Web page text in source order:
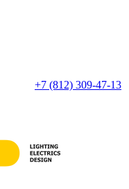
+7 (812) 309-47-13